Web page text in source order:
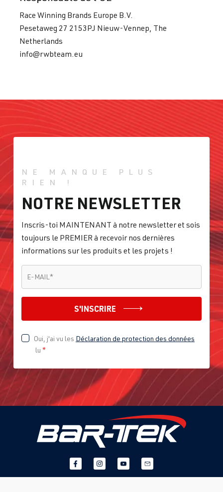
Race Winning Brands Europe B.V.
Pesetaweg 27 2153PJ Nieuw-Vennep, The
Netherlands
info@rwbteam.eu
NE MANQUE PLUS
RIEN !
NOTRE NEWSLETTER
Inscris-toi MAINTENANT à notre newsletter et sois
toujours le PREMIER à recevoir nos dernières
informations sur les produits et les projets !
E-MAIL *
S'INSCRIRE
Oui, j'ai vu les Déclaration de protection des données
lu *